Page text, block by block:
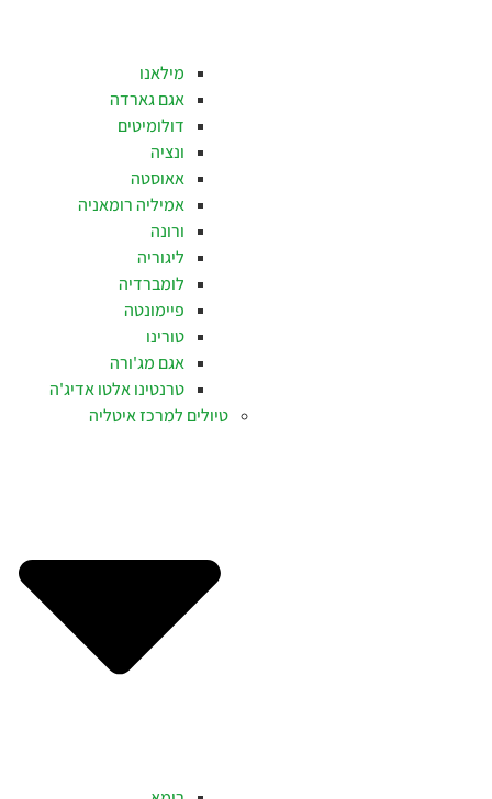
מילאנו
אגם גארדה
דולומיטים
ונציה
אאוסטה
אמיליה רומאניה
ורונה
ליגוריה
לומברדיה
פיימונטה
טורינו
אגם מג'ורה
טרנטינו אלטו אדיג'ה
טיולים למרכז איטליה